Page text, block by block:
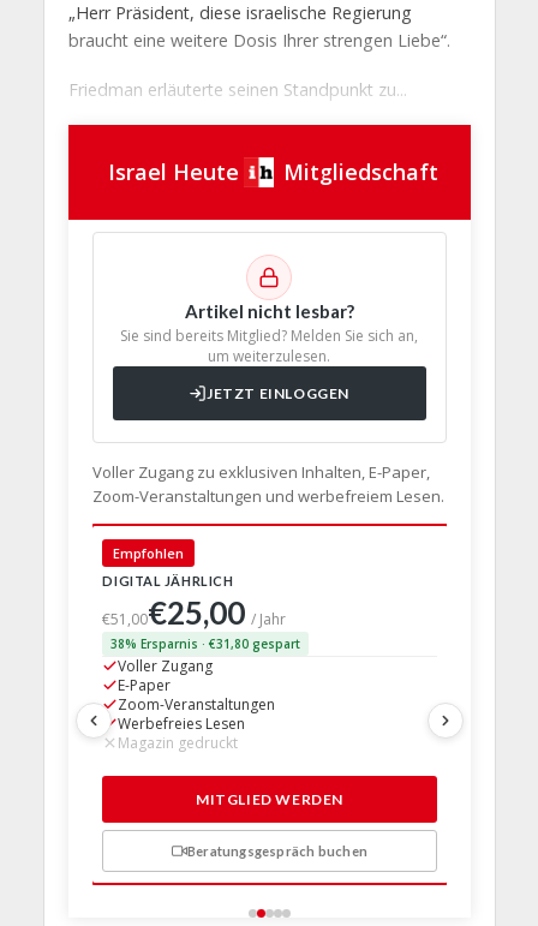
„Herr Präsident, diese israelische Regierung
braucht eine weitere Dosis Ihrer strengen Liebe“.
Friedman erläuterte seinen Standpunkt zu...
Israel Heute Mitgliedschaft
Artikel nicht lesbar?
Sie sind bereits Mitglied? Melden Sie sich an,
um weiterzulesen.
JETZT EINLOGGEN
Voller Zugang zu exklusiven Inhalten, E-Paper,
Zoom-Veranstaltungen und werbefreiem Lesen.
Empfohlen
DIGITAL JÄHRLICH
€51,00€25,00/ Jahr
38% Ersparnis · €31,80 gespart
Voller Zugang
E-Paper
Zoom-Veranstaltungen
Werbefreies Lesen
Magazin gedruckt
MITGLIED WERDEN
Beratungsgespräch buchen